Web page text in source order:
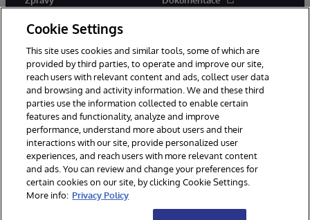
© 1996-2026 InterSystems Corporation, Boston, MA. Všechna práva
vyhrazena.
Oznámení/podmínky a pravidla
Prohlášení o ochraně osobních údajů
Záruka Přístupnost
Cookie Settings
This site uses cookies and similar tools, some of which are
provided by third parties, to operate and improve our site,
reach users with relevant content and ads, collect user data
and browsing and activity information. We and these third
parties use the information collected to enable certain
features and functionality, analyze and improve
performance, understand more about users and their
interactions with our site, provide personalized user
experiences, and reach users with more relevant content
and ads. You can review and change your preferences for
certain cookies on our site, by clicking Cookie Settings.
More info: Privacy Policy